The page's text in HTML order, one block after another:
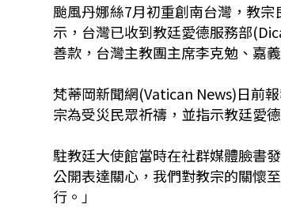
颱風丹娜絲7月初重創南台灣，教
示，台灣已收到教廷愛德服務部
善款，台灣主教團主席李克勉、嘉
梵蒂岡新聞網(Vatican News)日前
宗為受災民眾祈禱，並指示教廷愛
駐教廷大使館當時在社群媒體臉書
公開表達關心，我們對教宗的關懷
行。」